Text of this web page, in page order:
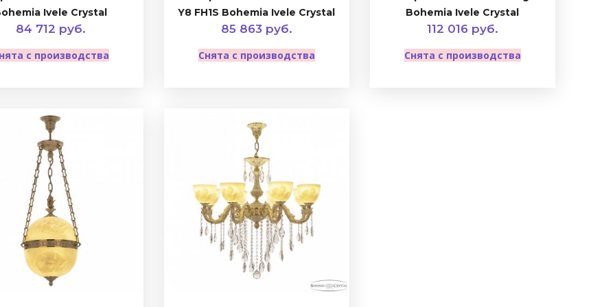
Ivele Crystal
84 712 руб.
с производства
Y8 FH1S Bohemia Ivele Crystal
85 863 руб.
Снята с производства
Bohemia Ivele Crystal
112 016 руб.
Снята с производства